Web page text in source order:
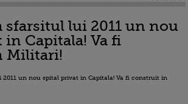
sfarsitul lui 2011 un nou
Capitala! Va fi
Militari!